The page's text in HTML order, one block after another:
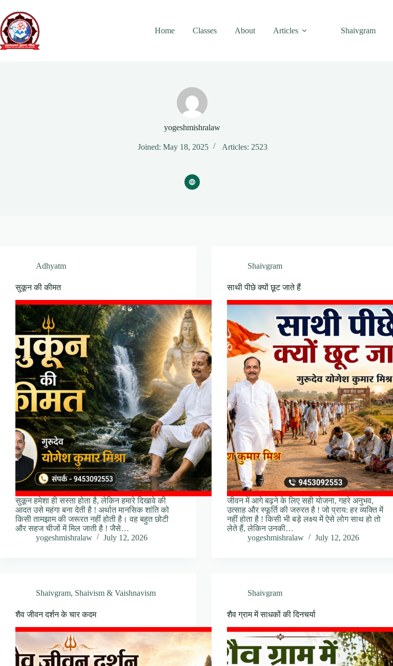
content
Home
Classes About Articles Shaivgram
yogeshmishralaw
Joined: May 18, 2025 Articles: 2523
Adhyatm
सुकून की कीमत
सुकून हमेशा ही सस्ता होता है, लेकिन हमारे दिखावे की
आदत उसे महंगा बना देती है ! अर्थात मानसिक शांति को
किसी तामझाम की जरूरत नहीं होती है। वह बहुत छोटी
और सहज चीजों में मिल जाती है ! जैसे…
yogeshmishralaw
July 12, 2026
Shaivgram
साथी पीछे क्यों छूट जाते हैं
जीवन में आगे बढ़ने के लिए सही योजना, गहरे अनुभव,
उत्साह और स्फूर्ति की जरुरत है ! जो प्राय: हर व्यक्ति में
नहीं होता है ! किसी भी बड़े लक्ष्य में ऐसे लोग साथ हो तो
लेते हैं, लेकिन उनकी…
yogeshmishralaw
July 12, 2026
Shaivgram, Shaivism & Vaishnavism
शैव जीवन दर्शन के चार कदम
Shaivgram
शैव ग्राम में साधकों की दिनचर्या